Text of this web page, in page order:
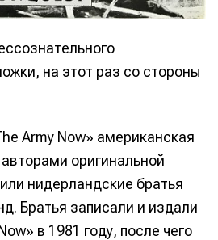
на этот раз со стороны
Army Now» американская
оригинальной
нидерландские братья
Братья записали и издали
в 1981 году, после чего